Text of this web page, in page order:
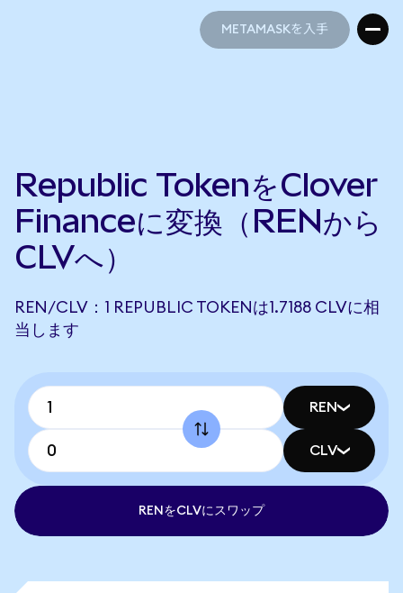
METAMASKを入手
Republic TokenをClover
Financeに変換（RENから
CLVへ）
REN/CLV：1 REPUBLIC TOKENは1.7188 CLVに相
当します
REN
CLV
RENをCLVにスワップ